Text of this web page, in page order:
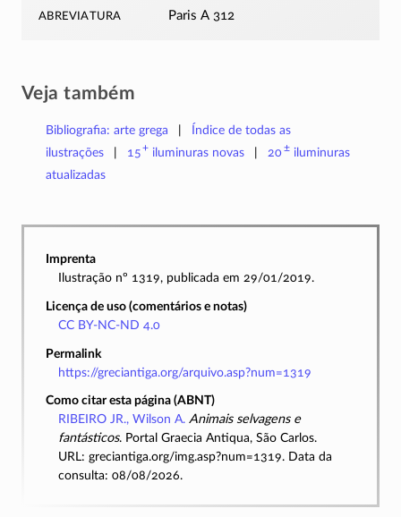
abreviatura Paris A 312
Veja também
Bibliografia: arte grega
Índice de todas as
ilustrações
15+ iluminuras novas 20±iluminuras
atualizadas
Imprenta
Ilustração nº 1319, publicada em 29/01/2019.
Licença de uso (comentários e notas)
CC BY-NC-ND 4.0
Permalink
https://greciantiga.org/arquivo.asp?num=1319
Como citar esta página (ABNT)
RIBEIRO JR., Wilson A. Animais selvagens e
fantásticos. Portal Graecia Antiqua, São Carlos.
URL: greciantiga.org/img.asp?num=1319. Data da
consulta: 08/08/2026.